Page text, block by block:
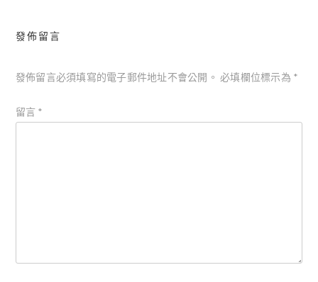
發佈留言
發佈留言必須填寫的電子郵件地址不會公開。 必填欄位標示為 *
留言 *